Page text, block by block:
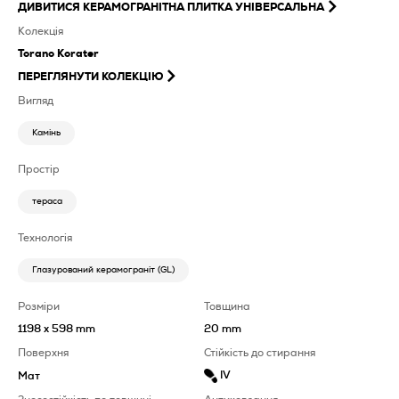
ДИВИТИСЯ КЕРАМОГРАНІТНА ПЛИТКА УНІВЕРСАЛЬНА
Колекція
Torano Korater
ПЕРЕГЛЯНУТИ КОЛЕКЦІЮ
Вигляд
Камінь
Простір
тераса
Технологія
Глазурований керамограніт (GL)
Розміри
1198 x 598 mm
Товщина
20 mm
Поверхня
Мат
Стійкість до стирання
IV